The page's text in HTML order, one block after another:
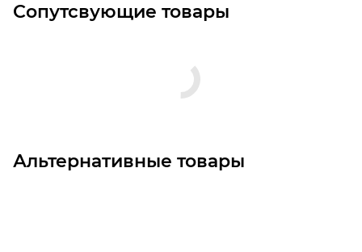
Сопутсвующие товары
Альтернативные товары